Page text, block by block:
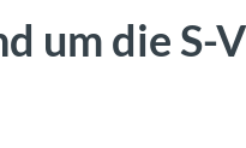
um die S-